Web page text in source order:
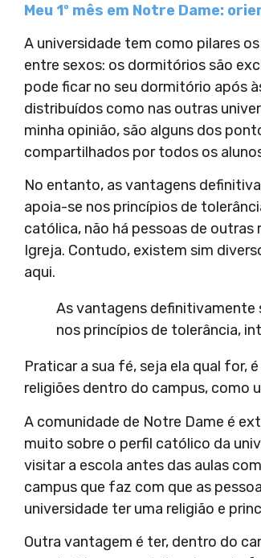
Meu 1º mês em Notre Dame:
A universidade tem como pilares
entre sexos: os dormitórios são
pode ficar no seu dormitório após
distribuídos como nas outras
minha opinião, são alguns dos
compartilhados por todos os
No entanto, as vantagens
apoia-se nos princípios de
católica, não há pessoas de
Igreja. Contudo, existem sim
aqui.
As vantagens definitivamente
nos princípios de tolerância,
Praticar a sua fé, seja ela qual for,
religiões dentro do campus, como
A comunidade de Notre Dame é
muito sobre o perfil católico da
visitar a escola antes das aulas
campus que faz com que as
universidade ter uma religião e
Outra vantagem é ter, dentro do